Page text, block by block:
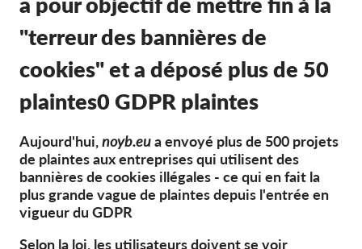
Médias
GDPRhub
"terreur des bannières de
cookies" et a déposé plus de 50
plaintes0 GDPR plaintes
Aujourd'hui,noyb.eua envoyé plus de 500 projets
de plaintes aux entreprises qui utilisent des
bannières de cookies illégales - ce qui en fait la
plus grande vague de plaintes depuis l'entrée en
vigueur du GDPR
Selon la loi, les utilisateurs doivent se voir